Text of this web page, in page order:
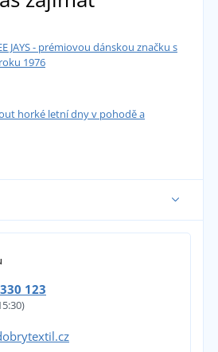
JAYS - prémiovou dánskou značku s
1976
horké letní dny v pohodě a
123